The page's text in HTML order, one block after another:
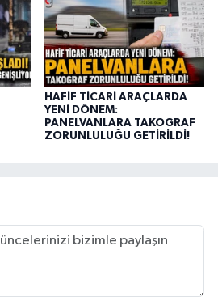
HAFİF TİCARİ ARAÇLARDA
YENİ DÖNEM:
PANELVANLARA TAKOGRAF
ZORUNLULUĞU GETİRİLDİ!